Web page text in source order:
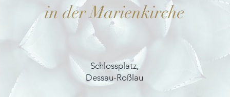
in der Marienkirche
Schlossplatz,
Dessau-Roßlau